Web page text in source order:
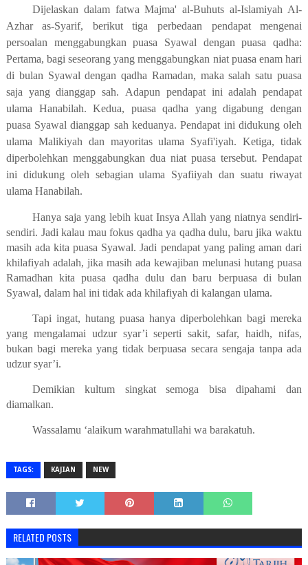
Dijelaskan dalam fatwa Majma' al-Buhuts al-Islamiyah Al-
Azhar as-Syarif, berikut tiga perbedaan pendapat mengenai
persoalan menggabungkan puasa Syawal dengan puasa qadha:
Pertama, bagi seseorang yang menggabungkan niat puasa enam hari
di bulan Syawal dengan qadha Ramadan, maka salah satu puasa
saja yang dianggap sah. Adapun pendapat ini adalah pendapat
ulama Hanabilah. Kedua, puasa qadha yang digabung dengan
puasa Syawal dianggap sah keduanya. Pendapat ini didukung oleh
ulama Malikiyah dan mayoritas ulama Syafi'iyah. Ketiga, tidak
diperbolehkan menggabungkan dua niat puasa tersebut. Pendapat
ini didukung oleh sebagian ulama Syafiiyah dan suatu riwayat
ulama Hanabilah.
Hanya saja yang lebih kuat Insya Allah yang niatnya sendiri-
sendiri. Jadi kalau mau fokus qadha ya qadha dulu, baru jika waktu
masih ada kita puasa Syawal. Jadi pendapat yang paling aman dari
khilafiyah adalah, jika masih ada kewajiban melunasi hutang puasa
Ramadhan kita puasa qadha dulu dan baru berpuasa di bulan
Syawal, dalam hal ini tidak ada khilafiyah di kalangan ulama.
Tapi ingat, hutang puasa hanya diperbolehkan bagi mereka
yang mengalamai udzur syar’i seperti sakit, safar, haidh, nifas,
bukan bagi mereka yang tidak berpuasa secara sengaja tanpa ada
udzur syar’i.
Demikian kultum singkat semoga bisa dipahami dan
diamalkan.
Wassalamu ‘alaikum warahmatullahi wa barakatuh.
TAGS: KAJIAN NEW
RELATED POSTS